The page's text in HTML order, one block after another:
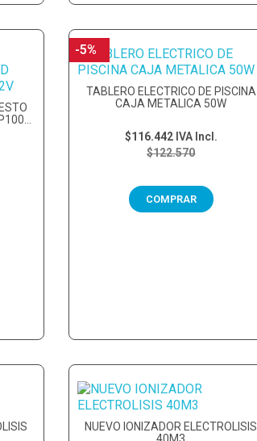
TABLERO ELECTRICO DE PISCINA
CAJA METALICA 50W
$122.570
$116.442 IVA Incl.
COMPRAR
-5%
NUEVO IONIZADOR ELECTROLISIS